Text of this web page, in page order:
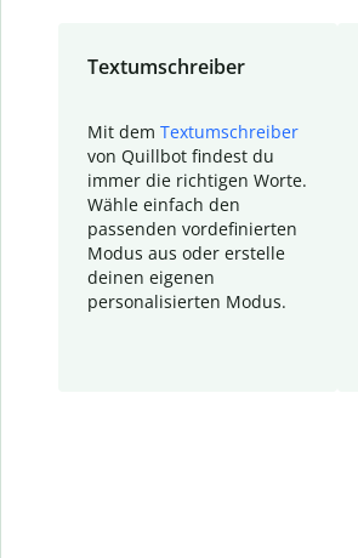
Textumschreiber
Mit dem Textumschreiber
von Quillbot findest du
immer die richtigen Worte.
Wähle einfach den
passenden vordefinierten
Modus aus oder erstelle
deinen eigenen
personalisierten Modus.